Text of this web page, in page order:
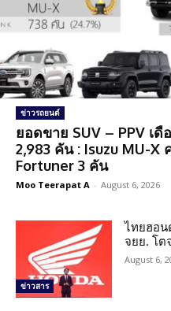
ข่าวรถยนต์
ยอดขาย SUV – PPV เ
2,983 คัน : Isuzu MU-X
Fortuner 3 คัน
Moo Teerapat A - August 6, 2026
ข่าวสาร
ไทยฮอน
จยย. โต
August 6,